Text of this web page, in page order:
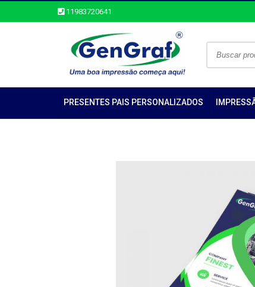
11983720641
PRESENTES PAIS PERSONALIZADOS